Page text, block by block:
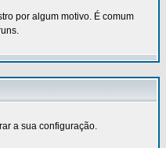
por algum motivo. É comum
a sua configuração.